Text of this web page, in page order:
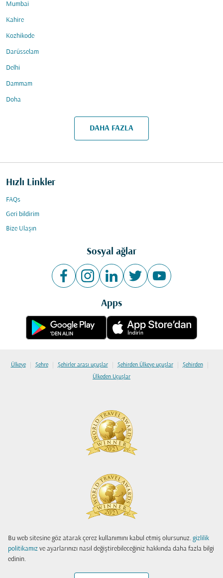
Bu web sitesine göz atarak çerez kullanımını kabul etmiş olursunuz. gizlilik
politikamız ve ayarlarınızı nasıl değiştirebileceğiniz hakkında daha fazla bilgi
edinin.
Mumbai
Kahire
Kozhikode
Darüsselam
Delhi
Dammam
Doha
DAHA FAZLA
Hızlı Linkler
FAQs
Geri bildirim
Bize Ulaşın
Sosyal ağlar
Apps
Ülkeye | Şehre | Şehirler arası uçuşlar | Şehirden Ülkeye uçuşlar | Şehirden |
Ülkeden Uçuşlar